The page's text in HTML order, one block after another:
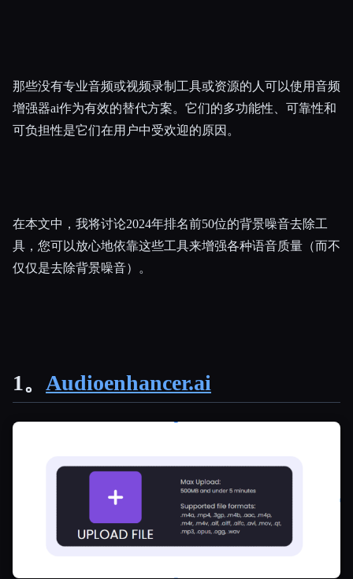
那些没有专业音频或视频录制工具或资源的人可以使用音频
增强器ai作为有效的替代方案。它们的多功能性、可靠性和
可负担性是它们在用户中受欢迎的原因。
在本文中，我将讨论2024年排名前50位的背景噪音去除工
具，您可以放心地依靠这些工具来增强各种语音质量（而不
仅仅是去除背景噪音）。
1。 Audioenhancer.ai